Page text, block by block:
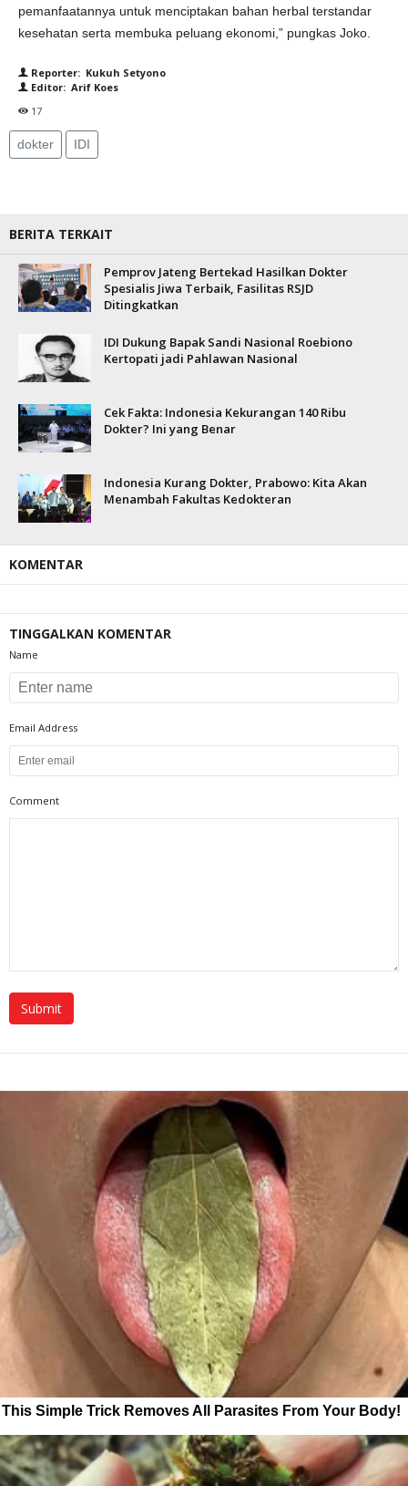
pemanfaatannya untuk menciptakan bahan herbal terstandar
kesehatan serta membuka peluang ekonomi,” pungkas Joko.
Reporter: Kukuh Setyono
Editor: Arif Koes
17
dokter IDI
BERITA TERKAIT
Pemprov Jateng Bertekad Hasilkan Dokter
Spesialis Jiwa Terbaik, Fasilitas RSJD
Ditingkatkan
IDI Dukung Bapak Sandi Nasional Roebiono
Kertopati jadi Pahlawan Nasional
Cek Fakta: Indonesia Kekurangan 140 Ribu
Dokter? Ini yang Benar
Indonesia Kurang Dokter, Prabowo: Kita Akan
Menambah Fakultas Kedokteran
KOMENTAR
TINGGALKAN KOMENTAR
Name
Email Address
Comment
This Simple Trick Removes All Parasites From Your Body!